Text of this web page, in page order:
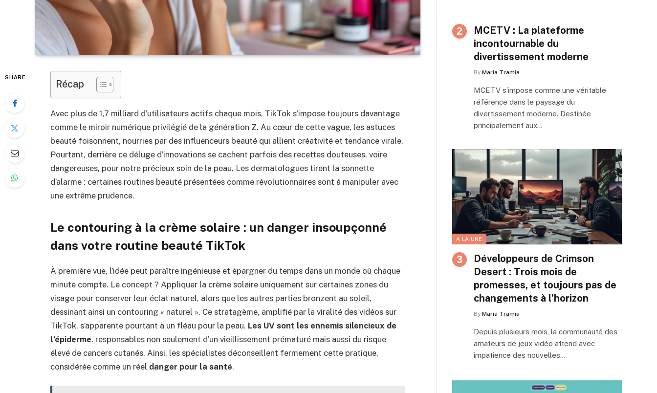
SHARE
Récap
Avec plus de 1,7 milliard d’utilisateurs actifs chaque mois, TikTok s’impose toujours davantage
comme le miroir numérique privilégié de la génération Z. Au cœur de cette vague, les astuces
beauté foisonnent, nourries par des influenceurs beauté qui allient créativité et tendance virale.
Pourtant, derrière ce déluge d’innovations se cachent parfois des recettes douteuses, voire
dangereuses, pour notre précieux soin de la peau. Les dermatologues tirent la sonnette
d’alarme : certaines routines beauté présentées comme révolutionnaires sont à manipuler avec
une extrême prudence.
Le contouring à la crème solaire : un danger insoupçonné
dans votre routine beauté TikTok
À première vue, l’idée peut paraître ingénieuse et épargner du temps dans un monde où chaque
minute compte. Le concept ? Appliquer la crème solaire uniquement sur certaines zones du
visage pour conserver leur éclat naturel, alors que les autres parties bronzent au soleil,
dessinant ainsi un contouring « naturel ». Ce stratagème, amplifié par la viralité des vidéos sur
TikTok, s’apparente pourtant à un fléau pour la peau. Les UV sont les ennemis silencieux de
l’épiderme, responsables non seulement d’un vieillissement prématuré mais aussi du risque
élevé de cancers cutanés. Ainsi, les spécialistes déconseillent fermement cette pratique,
considérée comme un réel danger pour la santé.
MCETV : La plateforme
incontournable du
divertissement moderne
By Maria Tramia
MCETV s’impose comme une véritable
référence dans le paysage du
divertissement moderne. Destinée
principalement aux…
A LA UNE
Développeurs de Crimson
Desert : Trois mois de
promesses, et toujours pas de
changements à l’horizon
By Maria Tramia
Depuis plusieurs mois, la communauté des
amateurs de jeux vidéo attend avec
impatience des nouvelles…